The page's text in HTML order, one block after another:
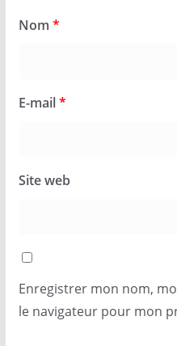
Nom *
E-mail*
Site web
Enregistrer mon nom,
le navigateur pour mon